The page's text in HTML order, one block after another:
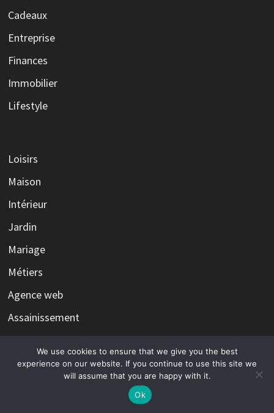
Cadeaux
Entreprise
Finances
Immobilier
Lifestyle
Loisirs
Maison
Intérieur
Jardin
Mariage
Métiers
Agence web
Assainissement
Assurance
Caviste
We use cookies to ensure that we give you the best
experience on our website. If you continue to use this site we
will assume that you are happy with it.
Ok